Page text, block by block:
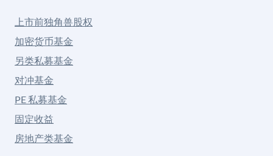
上市前独角兽股权
加密货币基金
另类私募基金
对冲基金
PE 私募基金
固定收益
房地产类基金